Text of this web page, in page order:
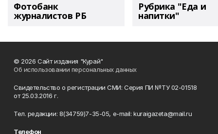
Фотобанк
журналистов РБ
Рубрика "Еда и
напитки"
© 2026 Сайт издания "Курай"
Об использовании персональных данных
Свидетельство о регистрации СМИ: Серия ПИ №ТУ 02-01518
от 25.03.2016 г.
Тел. редакции: 8(34759)7-35-05, e-mail: kuraigazeta@mail.ru
Телефон